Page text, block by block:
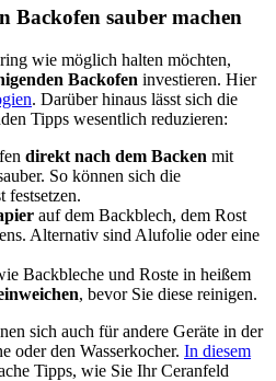
Backofen sauber machen
wie möglich halten möchten,
Backofen investieren. Hier
. Darüber hinaus lässt sich die
Tipps wesentlich reduzieren:
direkt nach dem Backen mit
So können sich die
festsetzen.
auf dem Backblech, dem Rost
Alternativ sind Alufolie oder eine
Backbleche und Roste in heißem
, bevor Sie diese reinigen.
sich auch für andere Geräte in der
oder den Wasserkocher. In diesem
Tipps, wie Sie Ihr Ceranfeld